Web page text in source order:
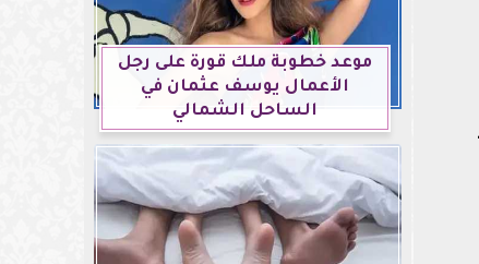
موعد خطوبة ملك قورة على رجل
الأعمال يوسف عثمان في
الساحل الشمالي